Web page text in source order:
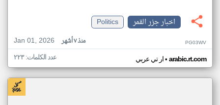
اخبار جزر القمر
Politics
Jan 01, 2026
منذ ٧ أشهر PG03WV
ار تي عربي• arabic.rt.com عدد الكلمات: ٢٢٣